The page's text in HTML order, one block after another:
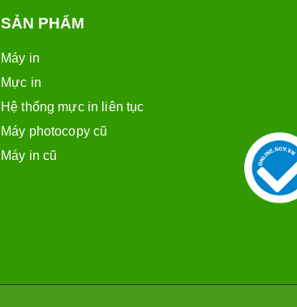
SẢN PHẨM
Máy in
Mực in
Hệ thống mực in liên tục
Máy photocopy cũ
Máy in cũ